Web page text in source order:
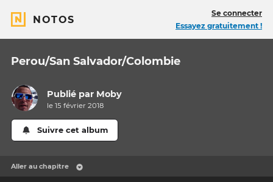
NOTOS
Se connecter
Essayez gratuitement !
Perou/San Salvador/Colombie
Publié par Moby
le 15 février 2018
Suivre cet album
Aller au chapitre